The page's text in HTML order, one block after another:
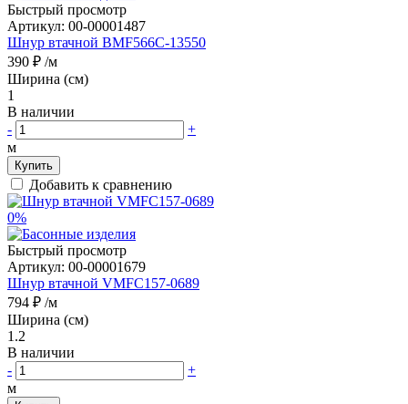
Быстрый просмотр
Артикул: 00-00001487
Шнур втачной BMF566C-13550
390 ₽ /м
Ширина (см)
1
В наличии
-
+
м
Купить
Добавить к сравнению
0%
Быстрый просмотр
Артикул: 00-00001679
Шнур втачной VMFC157-0689
794 ₽ /м
Ширина (см)
1.2
В наличии
-
+
м